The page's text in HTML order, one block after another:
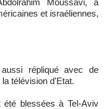
Moussavi, a
et israéliennes,
répliqué avec de
télévision d'Etat.
blessées à Tel-Aviv